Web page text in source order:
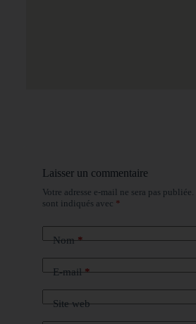
Laisser un commentaire
Votre adresse e-mail ne sera pas publiée.
sont indiqués avec *
Nom*
E-mail*
Site web